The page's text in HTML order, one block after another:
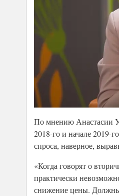
По мнению Анастасии
2018-го и начале 2019-
спроса, наверное,
«Когда говорят о
практически
снижение цены. Должны